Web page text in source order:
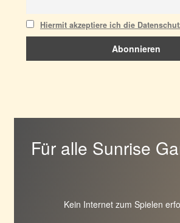
Hiermit akzeptiere ich die
Für alle Sunrise
Kein Internet zum Spielen